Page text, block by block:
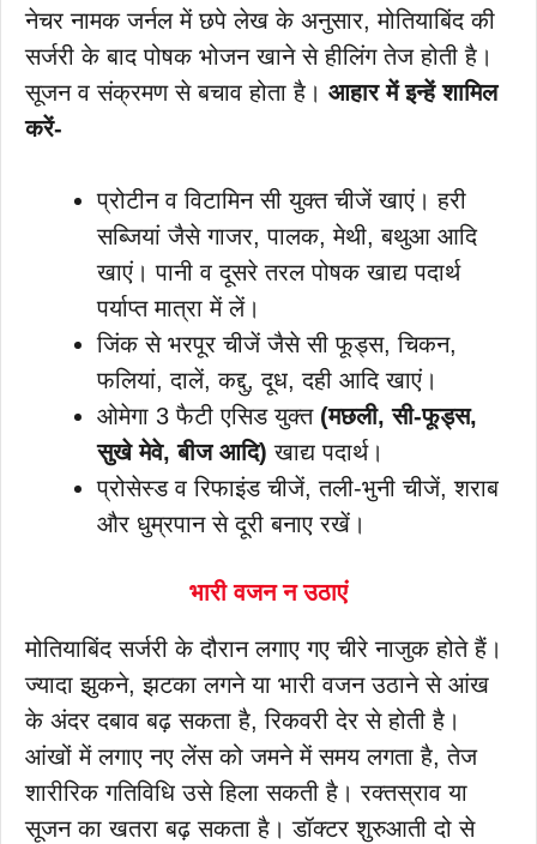
नेचर नामक जर्नल में छपे लेख के अनुसार, मोतियाबिंद की
सर्जरी के बाद पोषक भोजन खाने से हीलिंग तेज होती है।
सूजन व संक्रमण से बचाव होता है। आहार में इन्हें शामिल
करें-
प्रोटीन व विटामिन सी युक्त चीजें खाएं। हरी
सब्जियां जैसे गाजर, पालक, मेथी, बथुआ आदि
खाएं। पानी व दूसरे तरल पोषक खाद्य पदार्थ
पर्याप्त मात्रा में लें।
जिंक से भरपूर चीजें जैसे सी फूड्स, चिकन,
फलियां, दालें, कद्दु, दूध, दही आदि खाएं।
ओमेगा 3 फैटी एसिड युक्त (मछली, सी-फूड्स,
सुखे मेवे, बीज आदि)खाद्य पदार्थ।
प्रोसेस्ड व रिफाइंड चीजें, तली-भुनी चीजें, शराब
और धुम्रपान से दूरी बनाए रखें।
भारी वजन न उठाएं
मोतियाबिंद सर्जरी के दौरान लगाए गए चीरे नाजुक होते हैं।
ज्यादा झुकने, झटका लगने या भारी वजन उठाने से आंख
के अंदर दबाव बढ़ सकता है, रिकवरी देर से होती है।
आंखों में लगाए नए लेंस को जमने में समय लगता है, तेज
शारीरिक गतिविधि उसे हिला सकती है। रक्तस्राव या
सूजन का खतरा बढ़ सकता है। डॉक्टर शुरुआती दो से